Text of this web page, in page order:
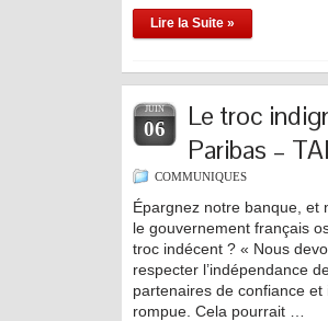
Lire la Suite »
JUIN
06
Le troc
Paribas –
COMMUNIQUES
Épargnez notre banque,
le gouvernement français
troc indécent ? « Nous
respecter l’indépendance
partenaires de confiance
rompue. Cela pourrait …